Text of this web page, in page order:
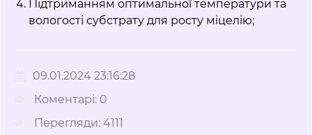
Підтриманням оптимальної температури та
вологості субстрату для росту міцелію;
09.01.2024 23:16:28
Коментарі: 0
Перегляди: 4111